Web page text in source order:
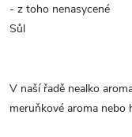
- z toho nenasycené
Sůl
V naší řadě nealko
meruňkové aroma nebo